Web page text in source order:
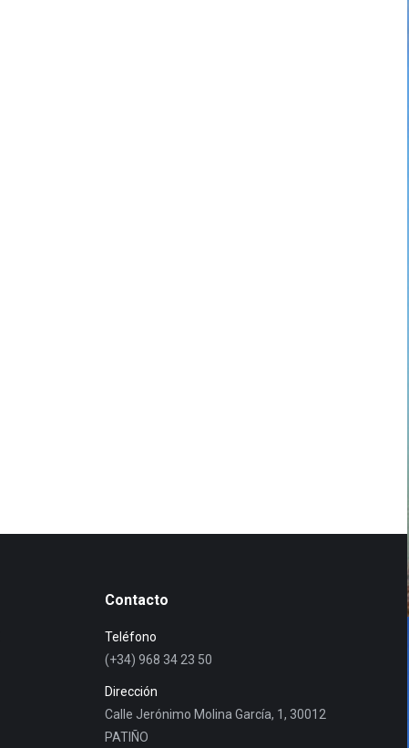
Contacto
Teléfono
(+34) 968 34 23 50
Dirección
Calle Jerónimo Molina García, 1, 30012
PATIÑO